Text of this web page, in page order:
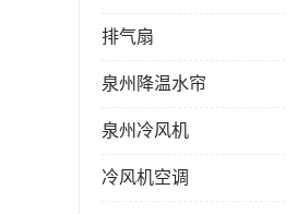
排气扇
泉州降温水帘
泉州冷风机
冷风机空调